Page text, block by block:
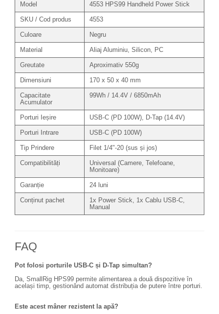
Trepied / Monopied Carbon
Trepiede pentru compacte /
webcam-uri
Monopiede foto/video
Cap trepied si monopied
Carucioare trepied (Dolly)
Placute cap trepied
Huse trepied / stativ lumini
Sina Focus pentru Macro
Accesorii trepiede si monopiede
Selfie Stick
Studio/Lumini si accesorii
Blitz-uri studio
Blitz-uri mobile, cu acumulatori
Softbox-uri
Lampi lumina continua
Fundaluri
Suporti pentru fundaluri
Model 4553 HPS99 Handheld Power Stick
SKU / Cod produs 4553
Culoare Negru
Material Aliaj Aluminiu, Silicon, PC
Greutate Aproximativ 550g
Dimensiuni 170 x 50 x 40 mm
Capacitate
Acumulator
99Wh / 14.4V / 6850mAh
Porturi Ieșire USB-C (PD 100W), D-Tap (14.4V)
Porturi Intrare USB-C (PD 100W)
Tip Prindere Filet 1/4"-20 (sus și jos)
Compatibilități
Universal (Camere, Telefoane,
Monitoare)
Garanție 24 luni
Conținut pachet
1x Power Stick, 1x Cablu USB-C,
Manual
FAQ
Pot folosi porturile USB-C și D-Tap simultan?
Da, SmallRig HPS99 permite alimentarea a două dispozitive în
același timp, gestionând automat distribuția de putere între porturi.
Este acest mâner rezistent la apă?